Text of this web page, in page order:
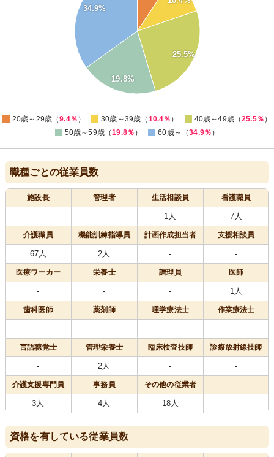
25.5%
19.8%
34.9%
20歳～29歳（9.4％ ） 30歳～39歳（ 10.4％ ） 40歳～49歳（25.5％ ）
50歳～59歳（19.8％ ） 60歳～（34.9％ ）
職種ごとの従業員数
施設長 管理者 生活相談員 看護職員
- - 1人 7人
介護職員 機能訓練指導員 計画作成担当者 支援相談員
67人 2人 - -
医療ワーカー 栄養士 調理員 医師
- - - 1人
歯科医師 薬剤師 理学療法士 作業療法士
- - - -
言語聴覚士 管理栄養士 臨床検査技師 診療放射線技師
- 2人 - -
介護支援専門員 事務員 その他の従業者
3人 4人 18人
資格を有している従業員数